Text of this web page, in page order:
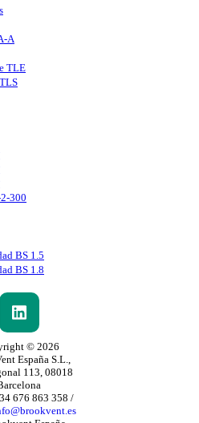
A
TLE
300
BS 1.5
BS 1.8
© 2026
España S.L.,
113, 08018
676 863 358 /